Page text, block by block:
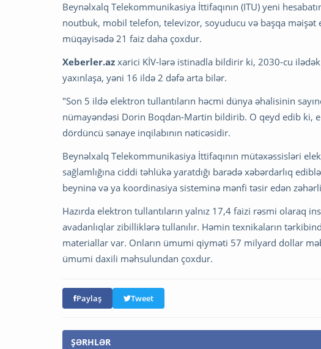
Beynəlxalq Telekommunikasiya İttifaqının (ITU) yeni
noutbuk, mobil telefon, televizor, soyuducu və başqa məişət
müqayisədə 21 faiz daha çoxdur.
Xeberler.az xarici KİV-lərə istinadla bildirir ki, 2030-cu
yaxınlaşa, yəni 16 ildə 2 dəfə arta bilər.
"Son 5 ildə elektron tullantıların həcmi dünya əhalisinin
nümayəndəsi Dorin Boqdan-Martin bildirib. O qeyd edib ki,
dördüncü sənaye inqilabının nəticəsidir.
Beynəlxalq Telekommunikasiya İttifaqının mütəxəssisləri
sağlamlığına ciddi təhlükə yaratdığı barədə xəbərdarlıq
beyninə və ya koordinasiya sisteminə mənfi təsir edən
Hazırda elektron tullantıların yalnız 17,4 faizi rəsmi olaraq
avadanlıqlar zibilliklərə tullanılır. Həmin texnikaların
materiallar var. Onların ümumi qiyməti 57 milyard dollar
ümumi daxili məhsulundan çoxdur.
Paylaş Tweet
ŞƏRHLƏR